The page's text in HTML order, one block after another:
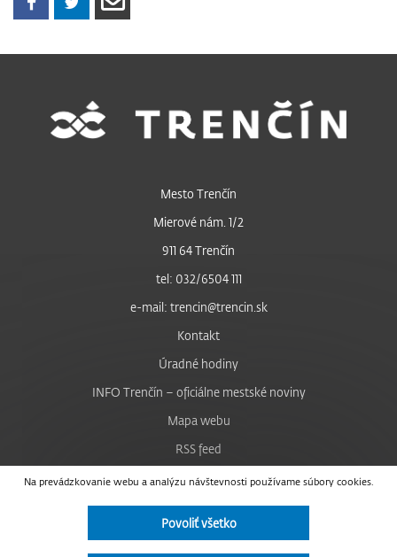
Na prevádzkovanie webu a analýzu návštevnosti používame súbory cookies.
Povoliť všetko
Mesto Trenčín
Mierové nám. 1/2
911 64 Trenčín
tel: 032/6504 111
e-mail: trencin@trencin.sk
Kontakt
Úradné hodiny
INFO Trenčín – oficiálne mestské noviny
Mapa webu
RSS feed
Nastavenie cookies
Facebook